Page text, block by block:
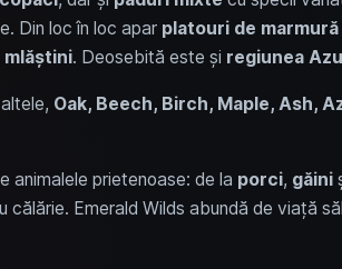
Din loc în loc apar platouri de marmură
mlăștini. Deosebită este și regiunea
Oak, Beech, Birch, Maple, Ash,
animalele prietenoase: de la porci, găini
călărie. Emerald Wilds abundă de viață